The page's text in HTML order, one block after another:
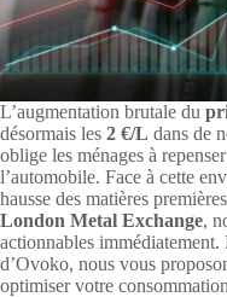
L’augmentation brutale du
désormais les 2 €/L dans de
oblige les ménages à
l’automobile. Face à cette
hausse des matières
London Metal Exchange,
actionnables
d’Ovoko, nous vous
optimiser votre